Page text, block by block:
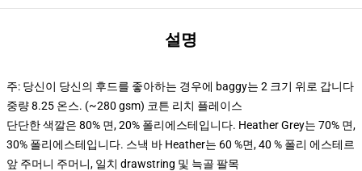
설명
주: 당신이 당신의 후드를 좋아하는 경우에 baggy는 2 크기 위로 갑니다
중량 8.25 온스. (~280 gsm) 코튼 리치 플레이스
단단한 색깔은 80% 면, 20% 폴리에스테입니다. Heather Grey는 70% 면,
30% 폴리에스테입니다. 스낵 바 Heather는 60 %면, 40 % 폴리 에스테르
앞 주머니 주머니, 일치 drawstring 및 늑골 팔목